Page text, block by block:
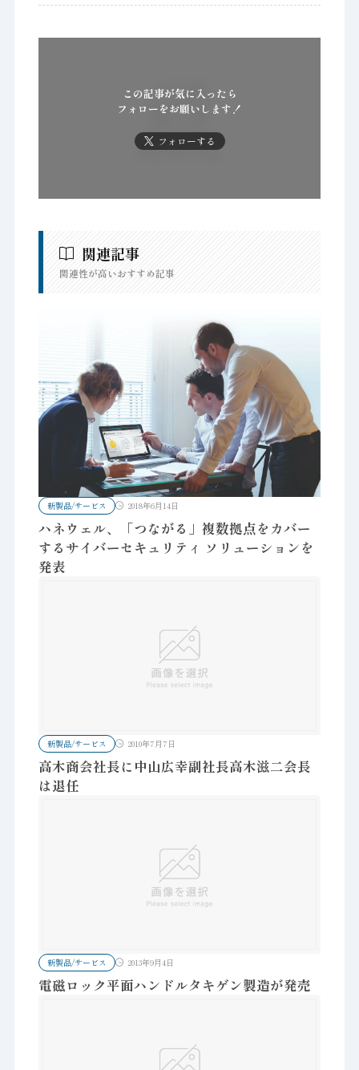
この記事が気に入ったら
フォローをお願いします！
フォローする
関連記事
関連性が高いおすすめ記事
新製品/サービス 2018年6月14日
ハネウェル、「つながる」複数拠点をカバー
するサイバーセキュリティ ソリューションを
発表
新製品/サービス 2010年7月7日
高木商会社長に中山広幸副社長高木滋二会長
は退任
新製品/サービス 2013年9月4日
電磁ロック平面ハンドルタキゲン製造が発売